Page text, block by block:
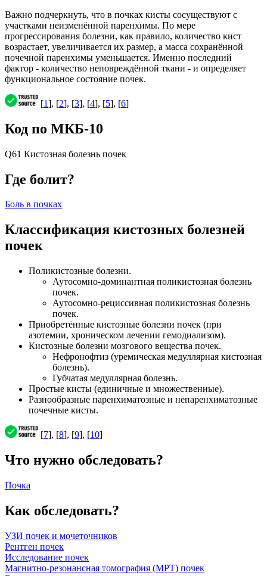
Важно подчеркнуть, что в почках кисты сосуществуют с
участками неизменённой паренхимы. По мере
прогрессирования болезни, как правило, количество кист
возрастает, увеличивается их размер, а масса сохранённой
почечной паренхимы уменьшается. Именно последний
фактор - количество неповреждённой ткани - и определяет
функциональное состояние почек.
[1], [2], [3], [4], [5], [6]
Код по МКБ-10
Q61 Кистозная болезнь почек
Где болит?
Боль в почках
Классификация кистозных болезней
почек
Поликистозные болезни.
Аутосомно-доминантная поликистозная болезнь
почек.
Аутосомно-рециссивная поликистозная болезнь
почек.
Приобретённые кистозные болезни почек (при
азотемии, хроническом лечении гемодиализом).
Кистозные болезни мозгового вещества почек.
Нефронофтиз (уремическая медуллярная кистозная
болезнь).
Губчатая медуллярная болезнь.
Простые кисты (единичные и множественные).
Разнообразные паренхиматозные и непаренхиматозные
почечные кисты.
[7], [8], [9], [10]
Что нужно обследовать?
Почка
Как обследовать?
УЗИ почек и мочеточников
Рентген почек
Исследование почек
Магнитно-резонансная томография (МРТ) почек